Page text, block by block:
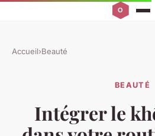
Accueil›Beauté
BEAUTÉ
Intégrer le